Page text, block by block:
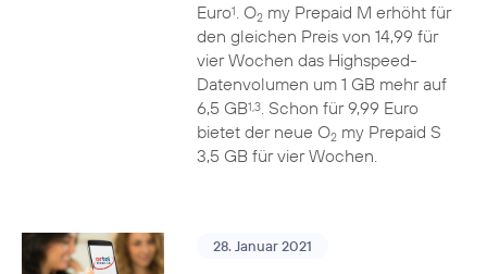
Euro1. O2my Prepaid M erhöht für
den gleichen Preis von 14,99 für
vier Wochen das Highspeed-
Datenvolumen um 1 GB mehr auf
6,5 GB1,3. Schon für 9,99 Euro
bietet der neue O2my Prepaid S
3,5 GB für vier Wochen.
28. Januar 2021